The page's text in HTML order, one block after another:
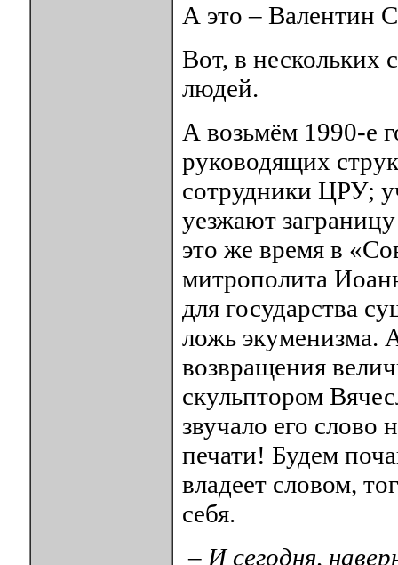
А это – Валентин
Вот, в нескольких
людей.
А возьмём 1990-е
руководящих
сотрудники ЦРУ;
уезжают
это же время в
митрополита
для государства
ложь экуменизма.
возвращения
скульптором
звучало его слово
печати! Будем
владеет словом,
себя.
– И сегодня,